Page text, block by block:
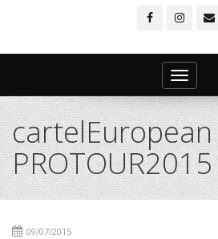
Toggle
PROTOUR2015
09/07/2015